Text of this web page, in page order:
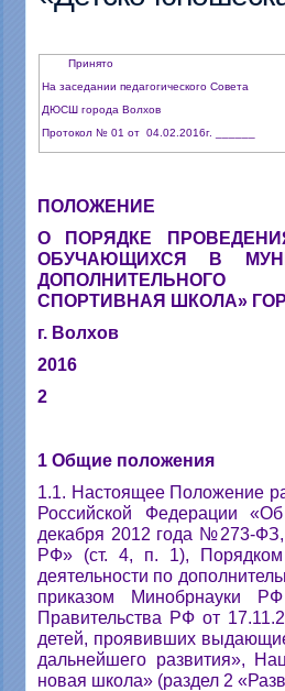
Принято
На заседании педагогического Совета
ДЮСШ города Волхов
Протокол № 01 от 04.02.2016г. ______
ПОЛОЖЕНИЕ
О ПОРЯДКЕ
ОБУЧАЮЩИХСЯ В
ДОПОЛНИТЕЛЬНОГО
СПОРТИВНАЯ ШКОЛА»
г. Волхов
2016
2
1 Общие положения
1.1. Настоящее Положение
Российской Федерации
декабря 2012 года №273-
РФ» (ст. 4, п. 1), Порядком
деятельности по
приказом Минобрнауки
Правительства РФ от
детей, проявивших
дальнейшего развития»,
новая школа» (раздел 2